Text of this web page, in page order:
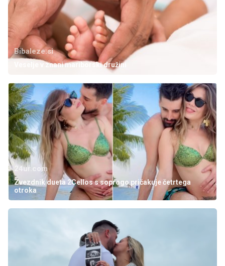
Bibaleze.si
Veselje v znani mariborski družini
24ur.com
Zvezdnik dueta 2Cellos s soprogo pričakuje četrtega
otroka